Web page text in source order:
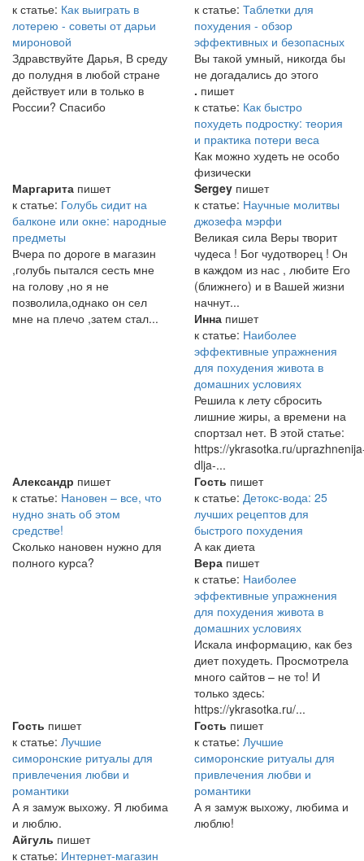
к статье: Как выиграть в
лотерею - советы от дарьи
мироновой
Здравствуйте Дарья, В среду
до полудня в любой стране
действует или в только в
России? Спасибо
к статье: Таблетки для
похудения - обзор
эффективных и безопасных
Вы такой умный, никогда бы
не догадались до этого
. пишет
к статье: Как быстро
похудеть подростку: теория
и практика потери веса
Как можно худеть не особо
физически
Маргарита пишет
к статье: Голубь сидит на
балконе или окне: народные
предметы
Вчера по дороге в магазин
,голубь пытался сесть мне
на голову ,но я не
позволила,однако он сел
мне на плечо ,затем стал...
Sergey пишет
к статье: Научные молитвы
джозефа мэрфи
Великая сила Веры творит
чудеса ! Бог чудотворец ! Он
в каждом из нас , любите Его
(ближнего) и в Вашей жизни
начнут...
Инна пишет
к статье: Наиболее
эффективные упражнения
для похудения живота в
домашних условиях
Решила к лету сбросить
лишние жиры, а времени на
спортзал нет. В этой статье:
https://ykrasotka.ru/
dlja-...
Александр пишет
к статье: Нановен – все, что
нудно знать об этом
средстве!
Сколько нановен нужно для
полного курса?
Гость пишет
к статье: Детокс-вода: 25
лучших рецептов для
быстрого похудения
А как диета
Вера пишет
к статье: Наиболее
эффективные упражнения
для похудения живота в
домашних условиях
Искала информацию, как без
диет похудеть. Просмотрела
много сайтов – не то! И
только здесь:
https://ykrasotka.ru/...
Гость пишет
к статье: Лучшие
симоронские ритуалы для
привлечения любви и
романтики
А я замуж выхожу. Я любима
и люблю.
Гость пишет
к статье: Лучшие
симоронские ритуалы для
привлечения любви и
романтики
А я замуж выхожу, любима и
люблю!
Айгуль пишет
к статье: Интернет-магазин